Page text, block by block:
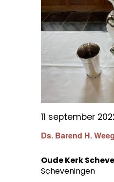
Ds. Barend H.
11 september
Oude Kerk
Scheveningen